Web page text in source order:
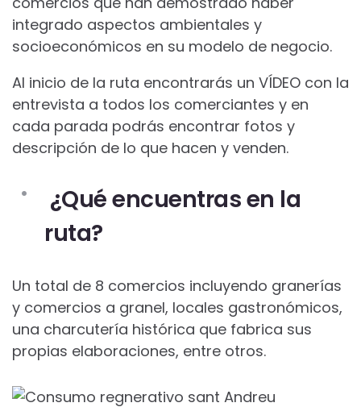
integrado aspectos ambientales y
socioeconómicos en su modelo de negocio.
Al inicio de la ruta encontrarás un VÍDEO con la
entrevista a todos los comerciantes y en
cada parada podrás encontrar fotos y
descripción de lo que hacen y venden.
¿Qué encuentras en la
ruta?
Un total de 8 comercios incluyendo granerías
y comercios a granel, locales gastronómicos,
una charcutería histórica que fabrica sus
propias elaboraciones, entre otros.